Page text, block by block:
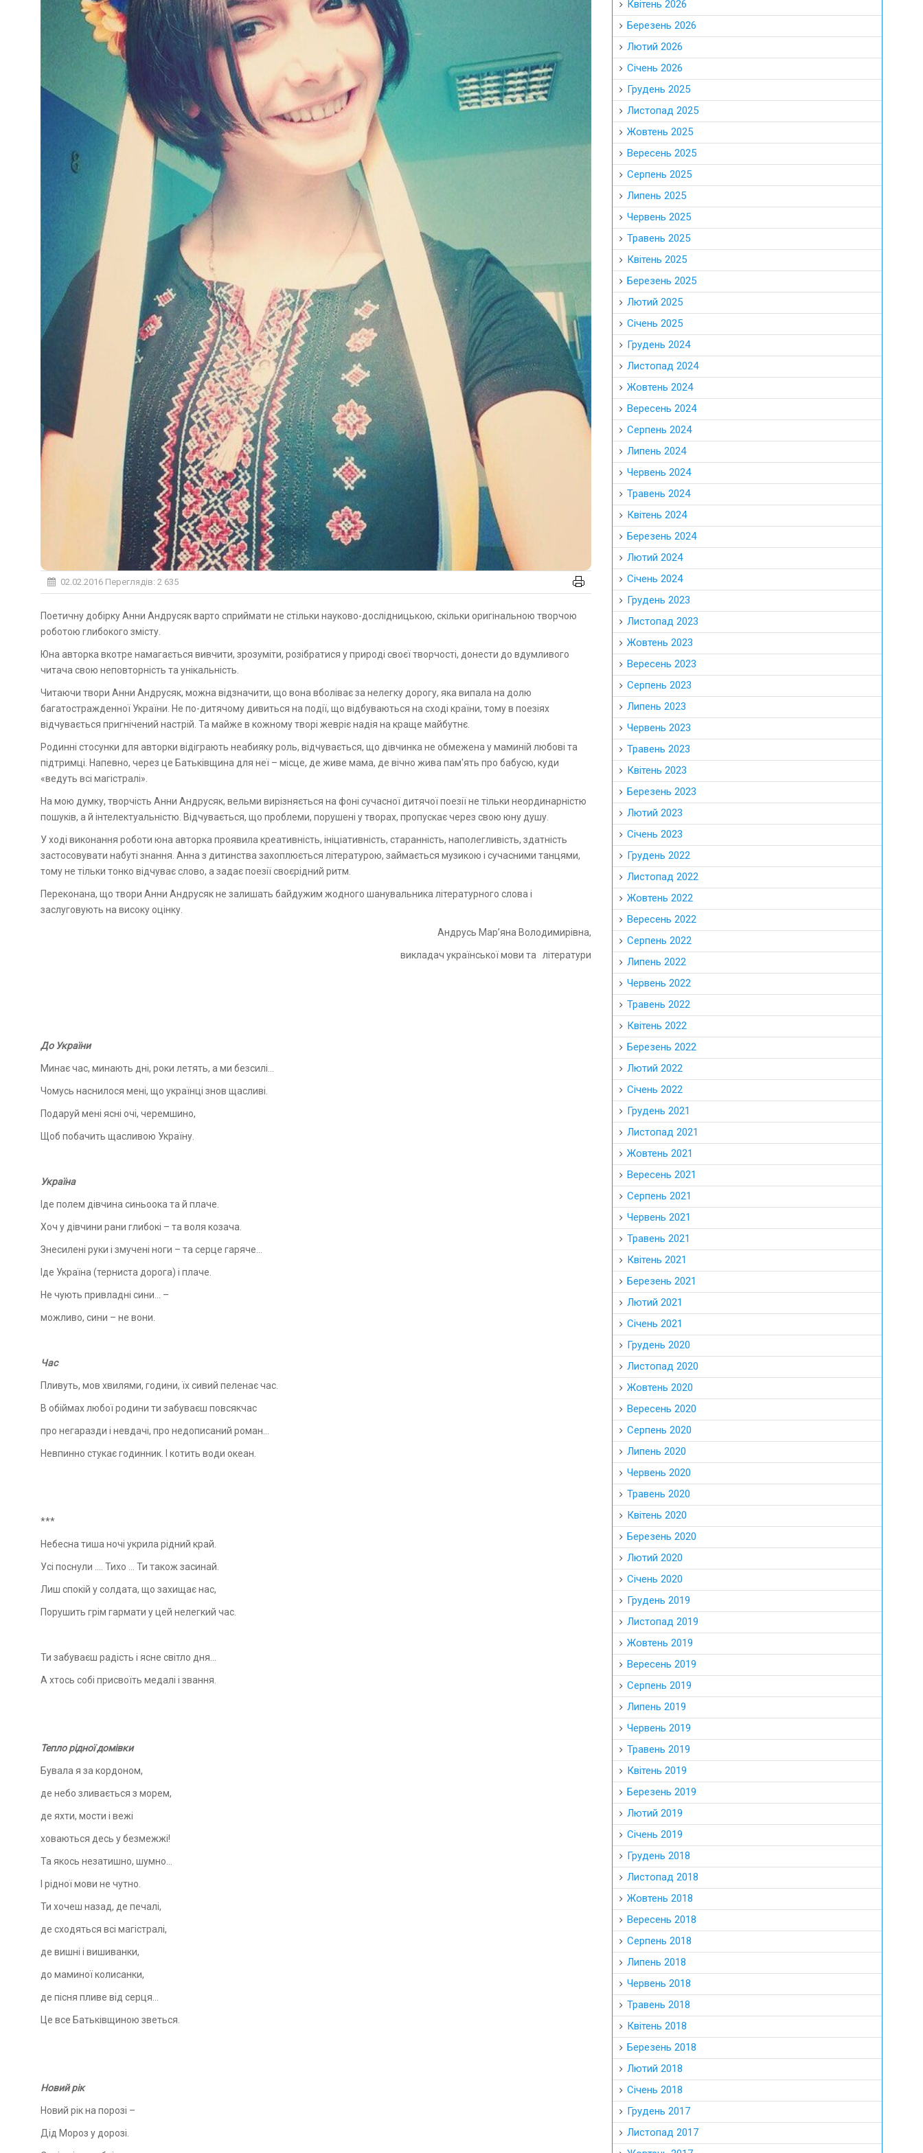
02.02.2016 Переглядів: 2 635
Поетичну добірку Анни Андрусяк варто сприймати не стільки науково-дослідницькою, скільки оригінальною творчою
роботою глибокого змісту.
Юна авторка вкотре намагається вивчити, зрозуміти, розібратися у природі своєї творчості, донести до вдумливого
читача свою неповторність та унікальність.
Читаючи твори Анни Андрусяк, можна відзначити, що вона вболіває за нелегку дорогу, яка випала на долю
багатостражденної України. Не по-дитячому дивиться на події, що відбуваються на сході країни, тому в поезіях
відчувається пригнічений настрій. Та майже в кожному творі жевріє надія на краще майбутнє.
Родинні стосунки для авторки відіграють неабияку роль, відчувається, що дівчинка не обмежена у маминій любові та
підтримці. Напевно, через це Батьківщина для неї – місце, де живе мама, де вічно жива пам'ять про бабусю, куди
«ведуть всі магістралі».
На мою думку, творчість Анни Андрусяк, вельми вирізняється на фоні сучасної дитячої поезії не тільки неординарністю
пошуків, а й інтелектуальністю. Відчувається, що проблеми, порушені у творах, пропускає через свою юну душу.
У ході виконання роботи юна авторка проявила креативність, ініціативність, старанність, наполегливість, здатність
застосовувати набуті знання. Анна з дитинства захоплюється літературою, займається музикою і сучасними танцями,
тому не тільки тонко відчуває слово, а задає поезії своєрідний ритм.
Переконана, що твори Анни Андрусяк не залишать байдужим жодного шанувальника літературного слова і
заслуговують на високу оцінку.
Андрусь Мар’яна Володимирівна,
викладач української мови та літератури
До України
Минає час, минають дні, роки летять, а ми безсилі…
Чомусь наснилося мені, що українці знов щасливі.
Подаруй мені ясні очі, черемшино,
Щоб побачить щасливою Україну.
Україна
Іде полем дівчина синьоока та й плаче.
Хоч у дівчини рани глибокі – та воля козача.
Знесилені руки і змучені ноги – та серце гаряче…
Іде Україна (терниста дорога) і плаче.
Не чують привладні сини… –
можливо, сини – не вони.
Час
Пливуть, мов хвилями, години, їх сивий пеленає час.
В обіймах любої родини ти забуваєш повсякчас
про негаразди і невдачі, про недописаний роман...
Невпинно стукає годинник. І котить води океан.
***
Небесна тиша ночі укрила рідний край.
Усі поснули …. Тихо … Ти також засинай.
Лиш спокій у солдата, що захищає нас,
Порушить грім гармати у цей нелегкий час.
Ти забуваєш радість і ясне світло дня…
А хтось собі присвоїть медалі і звання.
Тепло рідної домівки
Бувала я за кордоном,
де небо зливається з морем,
де яхти, мости і вежі
ховаються десь у безмежжі!
Та якось незатишно, шумно…
І рідної мови не чутно.
Ти хочеш назад, де печалі,
де сходяться всі магістралі,
де вишні і вишиванки,
до маминої колисанки,
де пісня пливе від серця…
Це все Батьківщиною зветься.
Новий рік
Новий рік на порозі –
Дід Мороз у дорозі.
Квітень 2026
Березень 2026
Лютий 2026
Січень 2026
Грудень 2025
Листопад 2025
Жовтень 2025
Вересень 2025
Серпень 2025
Липень 2025
Червень 2025
Травень 2025
Квітень 2025
Березень 2025
Лютий 2025
Січень 2025
Грудень 2024
Листопад 2024
Жовтень 2024
Вересень 2024
Серпень 2024
Липень 2024
Червень 2024
Травень 2024
Квітень 2024
Березень 2024
Лютий 2024
Січень 2024
Грудень 2023
Листопад 2023
Жовтень 2023
Вересень 2023
Серпень 2023
Липень 2023
Червень 2023
Травень 2023
Квітень 2023
Березень 2023
Лютий 2023
Січень 2023
Грудень 2022
Листопад 2022
Жовтень 2022
Вересень 2022
Серпень 2022
Липень 2022
Червень 2022
Травень 2022
Квітень 2022
Березень 2022
Лютий 2022
Січень 2022
Грудень 2021
Листопад 2021
Жовтень 2021
Вересень 2021
Серпень 2021
Червень 2021
Травень 2021
Квітень 2021
Березень 2021
Лютий 2021
Січень 2021
Грудень 2020
Листопад 2020
Жовтень 2020
Вересень 2020
Серпень 2020
Липень 2020
Червень 2020
Травень 2020
Квітень 2020
Березень 2020
Лютий 2020
Січень 2020
Грудень 2019
Листопад 2019
Жовтень 2019
Вересень 2019
Серпень 2019
Липень 2019
Червень 2019
Травень 2019
Квітень 2019
Березень 2019
Лютий 2019
Січень 2019
Грудень 2018
Листопад 2018
Жовтень 2018
Вересень 2018
Серпень 2018
Липень 2018
Червень 2018
Травень 2018
Квітень 2018
Березень 2018
Лютий 2018
Січень 2018
Грудень 2017
Листопад 2017